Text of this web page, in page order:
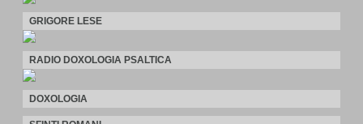
GRIGORE LESE
RADIO DOXOLOGIA PSALTICA
DOXOLOGIA